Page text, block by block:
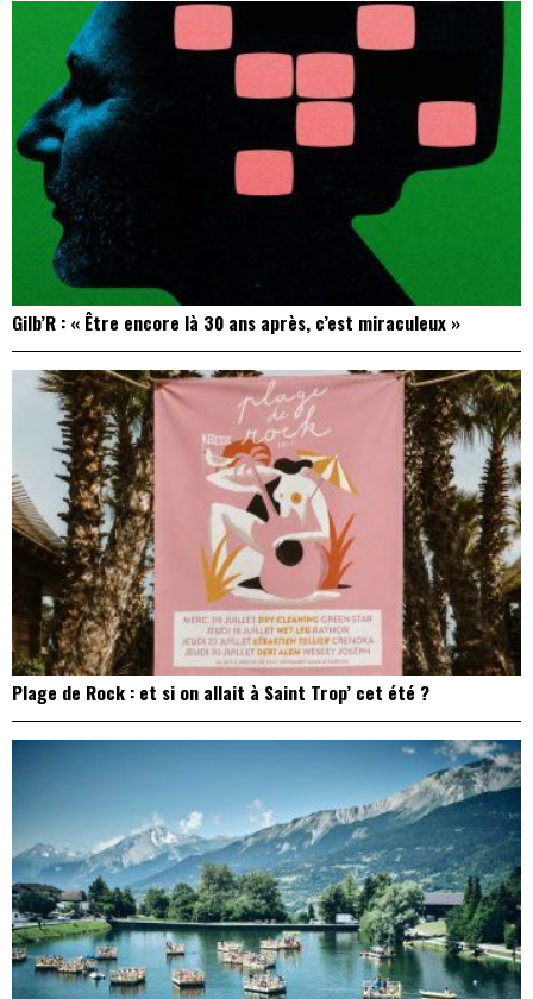
Gilb’R : « Être encore là 30 ans après, c’est miraculeux »
Plage de Rock : et si on allait à Saint Trop’ cet été ?